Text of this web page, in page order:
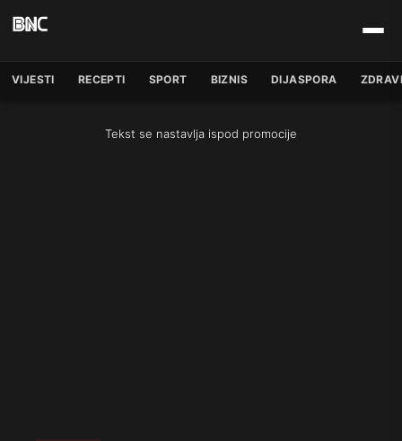
VIJESTI RECEPTI SPORT BIZNIS DIJASPORA
Tekst se nastavlja ispod promocije